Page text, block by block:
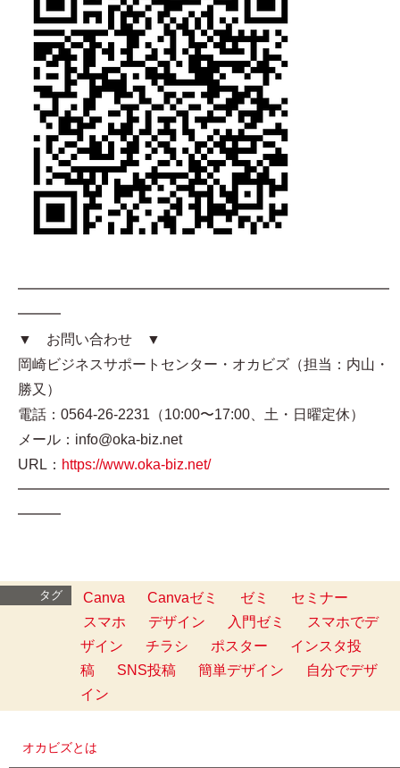
━━━━━━━━━━━━━━━━━━━━━━━━━━
━━━
▼ お問い合わせ ▼
岡崎ビジネスサポートセンター・オカビズ（担当：内山・
勝又）
電話：0564-26-2231（10:00〜17:00、土・日曜定休）
メール：info@oka-biz.net
URL： https://www.oka-biz.net/
━━━━━━━━━━━━━━━━━━━━━━━━━━
━━━
タグ Canva Canvaゼミ ゼミ
セミナー
スマホ
デザイン 入門ゼミ
スマホでデ
ザイン
チラシ ポスター
インスタ投
稿
SNS投稿 簡単デザイン
自分でデザ
イン
オカビズとは